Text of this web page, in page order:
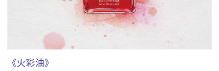
《火彩油》